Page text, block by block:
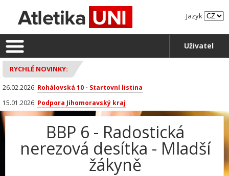
Jazyk
Uživatel
RYCHLÉ NOVINKY:
26.02.2026: Rohálovská 10 - Startovní listina
15.01.2026: Podpora Jihomoravský kraj
BBP 6 - Radostická
nerezová desítka - Mladší
žákyně